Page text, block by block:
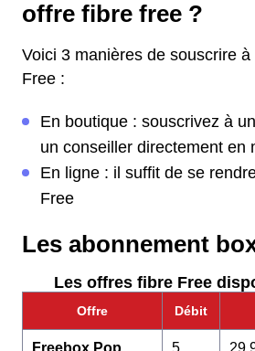
offre fibre free ?
Voici 3 manières de souscrire
Free :
En boutique : souscrivez à
un conseiller directement en
En ligne : il suffit de se
Free
Les abonnement
Les offres fibre Free
Offre Débit
Freebox Pop 5